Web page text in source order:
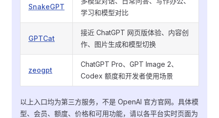
SnakeGPT
学习和模型对比
GPTCat
接近 ChatGPT 网页版体验、内容创
作、图片生成和模型切换
zeogpt
ChatGPT Pro、GPT Image 2、
Codex 额度和开发者使用场景
以上入口均为第三方服务，不是 OpenAI 官方官网。具体模
型、会员、额度、价格和可用功能，请以各平台实时页面为